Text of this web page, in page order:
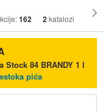
162 2katalozi
84 BRANDY 1 l
pića